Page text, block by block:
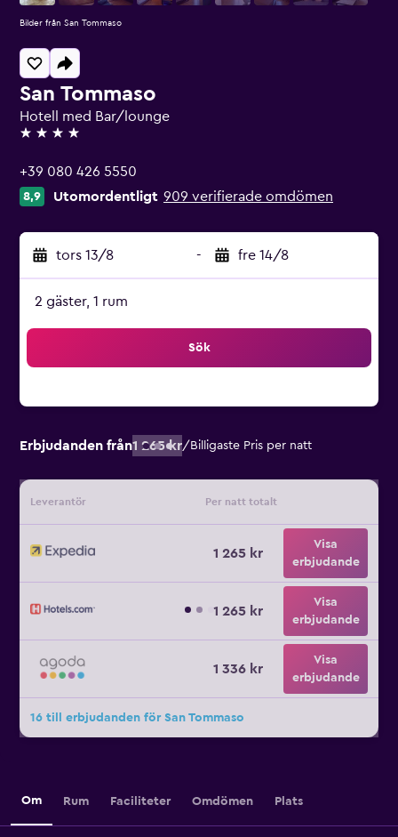
San Tommaso
Hotell med Bar/lounge
4 stjärnor
+39 080 426 5550
8,9 Utomordentligt 909 verifierade omdömen
tors 13/8 - fre 14/8
2 gäster, 1 rum
Sök
Erbjudanden från1 265 kr/ Billigaste Pris per natt
Leverantör Per natt totalt
1 265 kr
Visa
erbjudande
1 265 kr
Visa
erbjudande
1 336 kr
Visa
erbjudande
16 till erbjudanden för San Tommaso
Bilder från San Tommaso
Om Rum Faciliteter Omdömen Plats